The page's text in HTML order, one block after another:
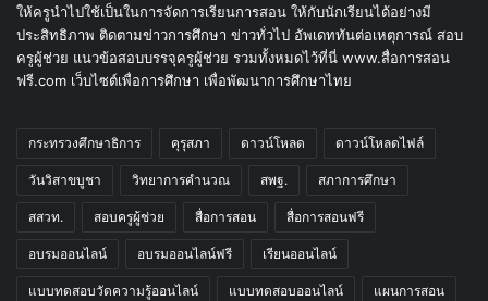
ให้ครูนำไปใช้เป็นในการจัดการเรียนการสอน ให้กับนักเรียนได้อย่างมี
ประสิทธิภาพ ติดตามข่าวการศึกษา ข่าวทั่วไป อัพเดททันต่อเหตุการณ์ สอบ
ครูผู้ช่วย แนวข้อสอบบรรจุครูผู้ช่วย รวมทั้งหมดไว้ที่นี่ www.สื่อการสอน
ฟรี.com เว็บไซต์เพื่อการศึกษา เพื่อพัฒนาการศึกษาไทย
กระทรวงศึกษาธิการ คุรุสภา ดาวน์โหลด ดาวน์โหลดไฟล์
วันวิสาขบูชา วิทยาการคำนวณ สพฐ. สภาการศึกษา
สสวท. สอบครูผู้ช่วย สื่อการสอน สื่อการสอนฟรี
อบรมออนไลน์ อบรมออนไลน์ฟรี เรียนออนไลน์
แบบทดสอบวัดความรู้ออนไลน์ แบบทดสอบออนไลน์ แผนการสอน